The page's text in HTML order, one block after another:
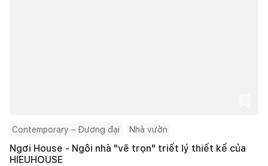
Contemporary – Đương đại Nhà vườn
Ngơi House - Ngôi nhà "vẽ trọn" triết lý thiết kế của
HIEUHOUSE